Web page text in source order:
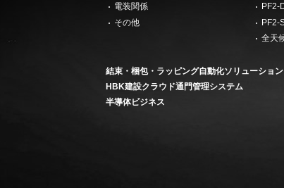
電装関係
その他
PF2-
PF2-
全天
結束・梱包・ラッピング自動化ソリューション
HBK建設クラウド通門管理システム
半導体ビジネス